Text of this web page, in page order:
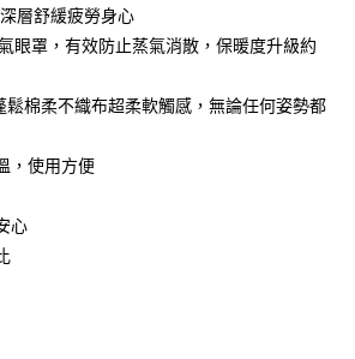
」】
到商品之後才付款」的支付方式。 讓您購物簡單
不需綁卡、不需儲值。
務後，再付款。
流程】
先享後付」後，將跳轉至「AFTEE先享後付」
確認金額後，即可完成結帳。
收到繳費通知簡訊。
家同意取消之訂單仍視為有效，需透過AFTEE先享
含以上)免運費
含以上)免運費
含以上)免運費
層舒緩疲勞身心
眼罩，有效防止蒸氣消散，保暖度升級約
鬆棉柔不織布超柔軟觸感，無論任何姿勢都
，使用方便
心